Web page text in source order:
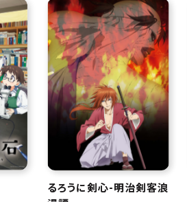
るろうに剣心-明治剣客浪